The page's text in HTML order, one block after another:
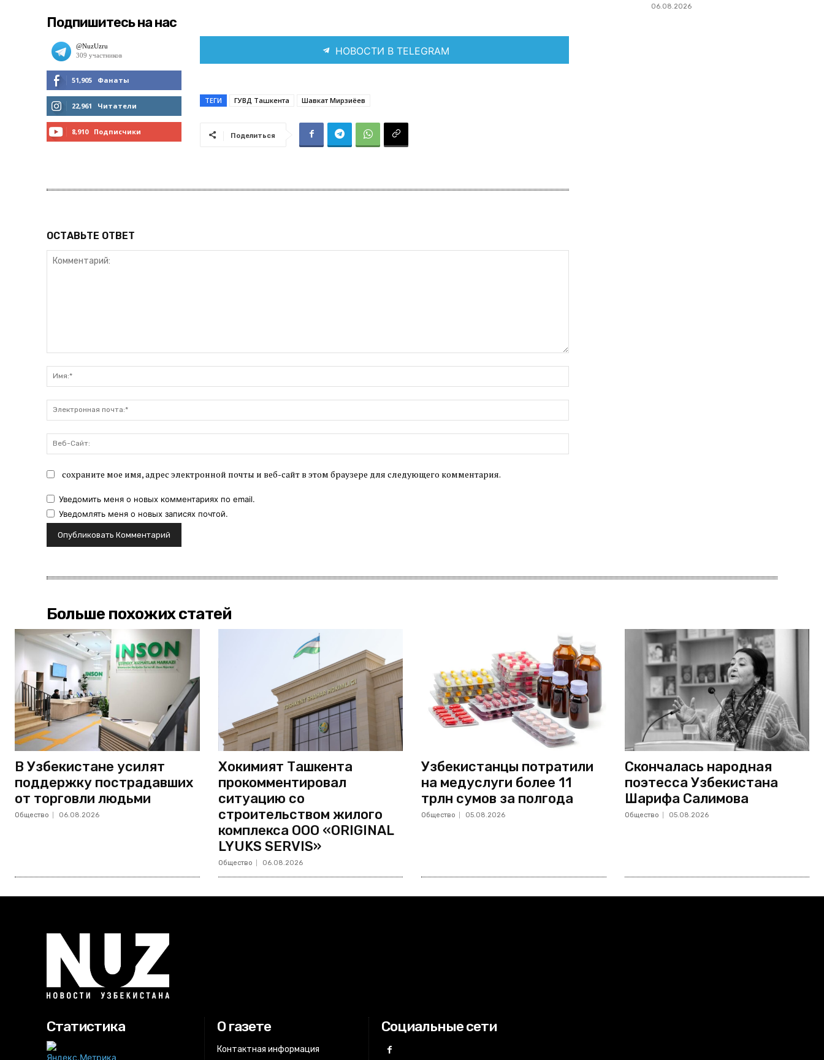
Подпишитесь на нас
51,905 Фанаты
МНЕ НРАВИТСЯ
22,961 Читатели
8,910 Подписчики
НОВОСТИ В TELEGRAM
ТЕГИ ГУВД Ташкента Шавкат Мирзиёев
Поделиться
ОСТАВЬТЕ ОТВЕТ
почта:*
Сайт:
сохраните мое имя, адрес электронной почты и веб-сайт в этом браузере для следующего комментария.
Уведомить меня о новых комментариях по email.
Уведомлять меня о новых записях почтой.
06.08.2026
Больше похожих статей
В Узбекистане усилят
поддержку пострадавших
от торговли людьми
Общество 06.08.2026
Хокимият Ташкента
прокомментировал
ситуацию со
строительством жилого
комплекса ООО «ORIGINAL
LYUKS SERVIS»
Общество 06.08.2026
Узбекистанцы потратили
на медуслуги более 11
трлн сумов за полгода
Общество 05.08.2026
Скончалась народная
поэтесса Узбекистана
Шарифа Салимова
Общество 05.08.2026
Статистика О газете
Контактная информация
Социальные сети